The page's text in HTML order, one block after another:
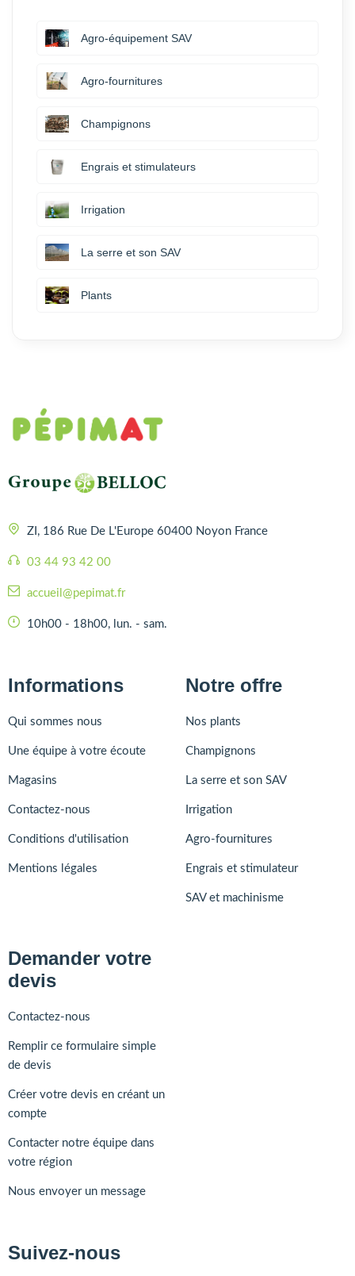
Agro-équipement SAV
Agro-fournitures
Champignons
Engrais et stimulateurs
Irrigation
La serre et son SAV
Plants
ZI, 186 Rue De L'Europe 60400 Noyon France
03 44 93 42 00
accueil@pepimat.fr
10h00 - 18h00, lun. - sam.
Informations
Qui sommes nous
Une équipe à votre écoute
Magasins
Contactez-nous
Conditions d'utilisation
Mentions légales
Notre offre
Nos plants
Champignons
La serre et son SAV
Irrigation
Agro-fournitures
Engrais et stimulateur
SAV et machinisme
Demander votre
devis
Contactez-nous
Remplir ce formulaire simple
de devis
Créer votre devis en créant un
compte
Contacter notre équipe dans
votre région
Nous envoyer un message
Suivez-nous